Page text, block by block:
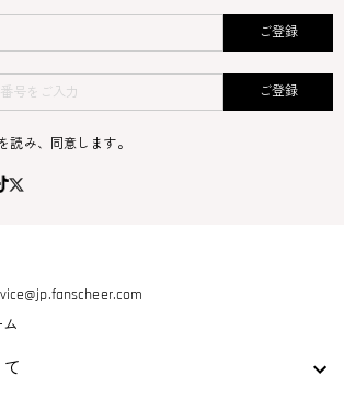
ご登録
ご登録
を読み、同意します。